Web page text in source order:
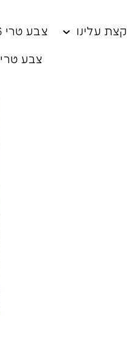
קצת עלינו צבע טרי 2026
צבע טרי X טולמנ׳ס